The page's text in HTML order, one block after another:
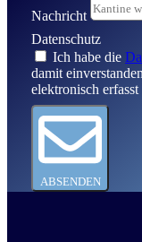
Nachricht
Datenschutz
Ich habe die
damit
elektronisch
ABSENDEN